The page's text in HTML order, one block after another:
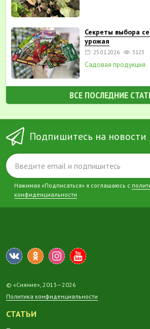
Секреты выбора
урожая
25.01.2026 3123
Садовая продукция
ВСЕ ПОСЛЕДНИЕ
Подпишитесь на новости
Нажимая «Подписаться» я соглашаюсь с
конфиденциальности
© «Сияние», 2013—2026
Политика конфиденциальности
СТАТЬИ